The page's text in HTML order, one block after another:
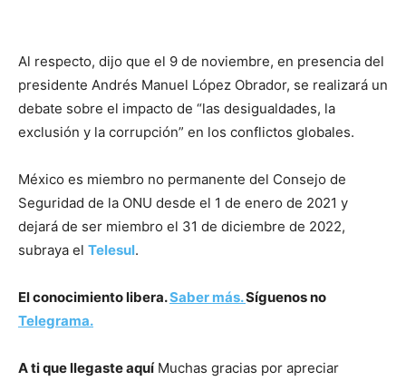
Al respecto, dijo que el 9 de noviembre, en presencia del
presidente Andrés Manuel López Obrador, se realizará un
debate sobre el impacto de “las desigualdades, la
exclusión y la corrupción” en los conflictos globales.
México es miembro no permanente del Consejo de
Seguridad de la ONU desde el 1 de enero de 2021 y
dejará de ser miembro el 31 de diciembre de 2022,
subraya el Telesul.
El conocimiento libera.Saber más.Síguenos no
Telegrama.
A ti que llegaste aquíMuchas gracias por apreciar